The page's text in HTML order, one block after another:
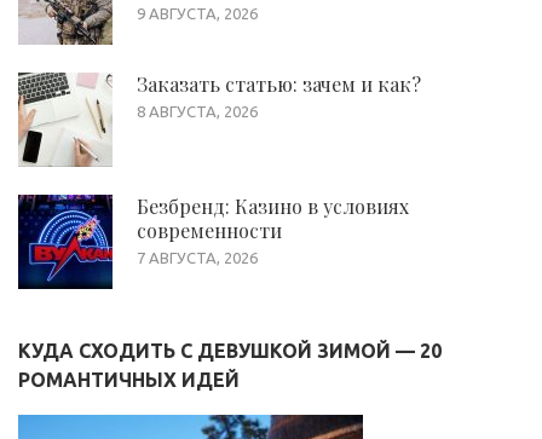
9 АВГУСТА, 2026
Заказать статью: зачем и как?
8 АВГУСТА, 2026
Безбренд: Казино в условиях
современности
7 АВГУСТА, 2026
КУДА СХОДИТЬ С ДЕВУШКОЙ ЗИМОЙ — 20
РОМАНТИЧНЫХ ИДЕЙ